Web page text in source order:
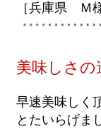
［兵庫県 Ｍ
美味しさの
早速美味しく
とたいらげま